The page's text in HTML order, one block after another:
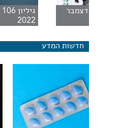
גיליון 1 - דצמבר
2022
חדשות המדע